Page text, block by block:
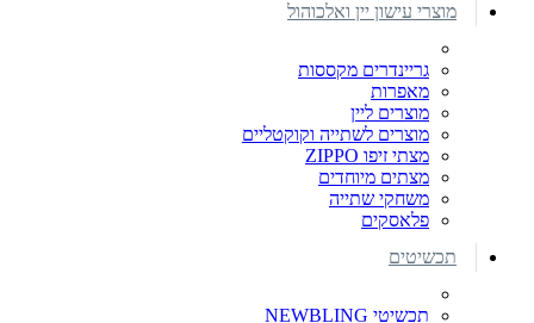
מוצרי עישון יין ואלכוהול
גריינדרים מקססות
מאפרות
מוצרים ליין
מוצרים לשתייה וקוקטליים
מצתי זיפו ZIPPO
מצתים מיוחדים
משחקי שתייה
פלאסקים
תכשיטים
תכשיטי NEWBLING